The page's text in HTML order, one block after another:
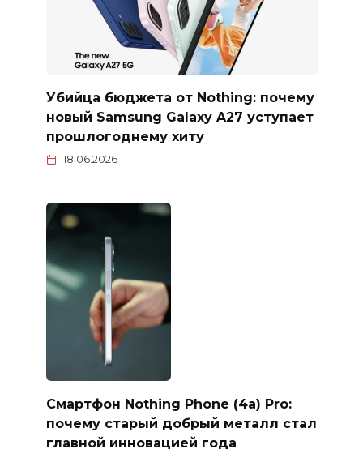
Убийца бюджета от Nothing: почему
новый Samsung Galaxy A27 уступает
прошлогоднему хиту
18.06.2026
Смартфон Nothing Phone (4a) Pro:
почему старый добрый металл стал
главной инновацией года